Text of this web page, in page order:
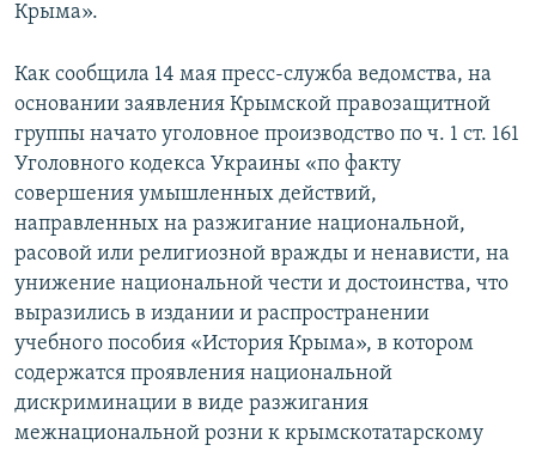
Крыма».
Как сообщила 14 мая пресс-служба ведомства, на
основании заявления Крымской правозащитной
группы начато уголовное производство по ч. 1 ст. 161
Уголовного кодекса Украины «по факту
совершения умышленных действий,
направленных на разжигание национальной,
расовой или религиозной вражды и ненависти, на
унижение национальной чести и достоинства, что
выразились в издании и распространении
учебного пособия «История Крыма», в котором
содержатся проявления национальной
дискриминации в виде разжигания
межнациональной розни к крымскотатарскому